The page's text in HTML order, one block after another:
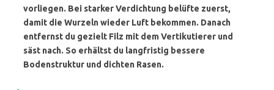
vorliegen. Bei starker Verdichtung belüfte zuerst,
damit die Wurzeln wieder Luft bekommen. Danach
entfernst du gezielt Filz mit dem Vertikutierer und
säst nach. So erhältst du langfristig bessere
Bodenstruktur und dichten Rasen.